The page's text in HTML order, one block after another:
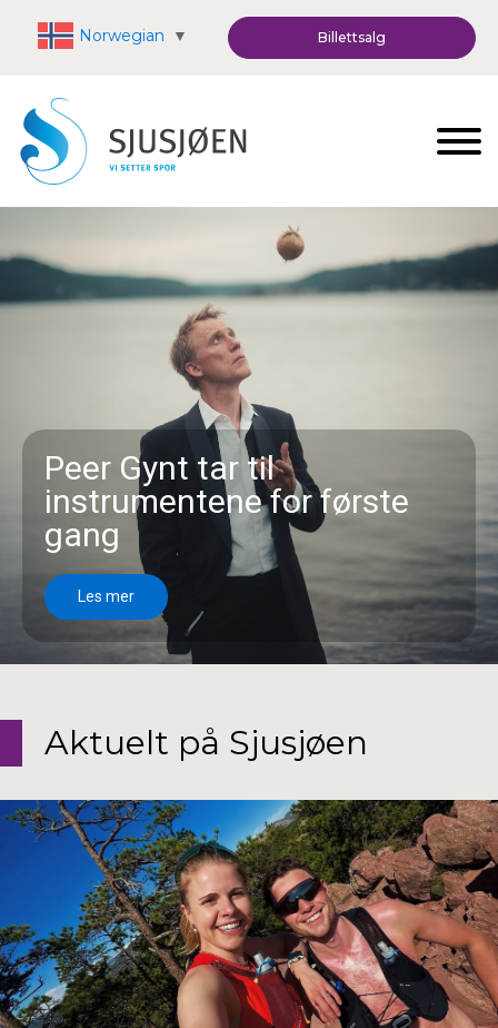
Norwegian ▼ Billettsalg
Peer Gynt tar til
instrumentene for første
gang
Les mer
Aktuelt på Sjusjøen